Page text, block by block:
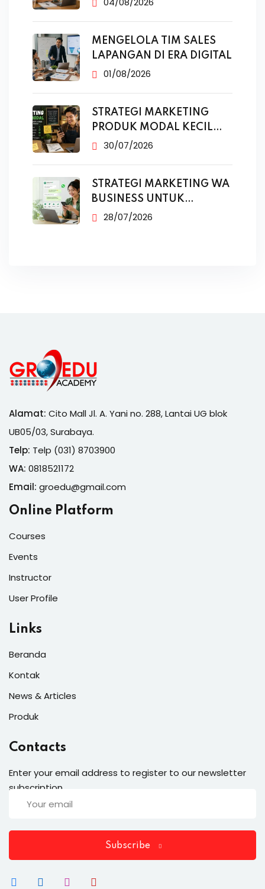
MENGELOLA TIM SALES
LAPANGAN DI ERA DIGITAL
01/08/2026
STRATEGI MARKETING
PRODUK MODAL KECIL
TANPA IKLAN
30/07/2026
STRATEGI MARKETING WA
BUSINESS UNTUK
PENJUALAN
28/07/2026
Alamat: Cito Mall Jl. A. Yani no. 288, Lantai UG blok
UB05/03, Surabaya.
Telp: Telp (031) 8703900
WA: 0818521172
Email: groedu@gmail.com
Online Platform
Courses
Events
Instructor
User Profile
Links
Beranda
Kontak
News & Articles
Produk
Contacts
Enter your email address to register to our newsletter
subscription
Subscribe